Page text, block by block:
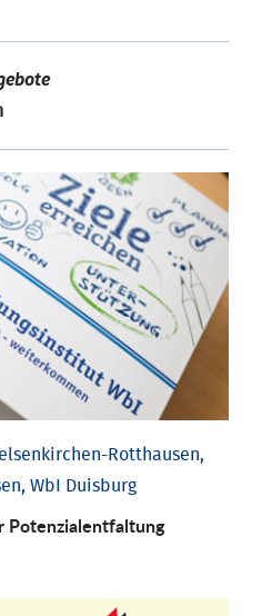
Rotthausen,
WbI Duisburg
Potenzialentfaltung